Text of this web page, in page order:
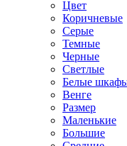
Цвет
Коричневые
Серые
Темные
Черные
Светлые
Белые
Венге
Размер
Маленькие
Большие